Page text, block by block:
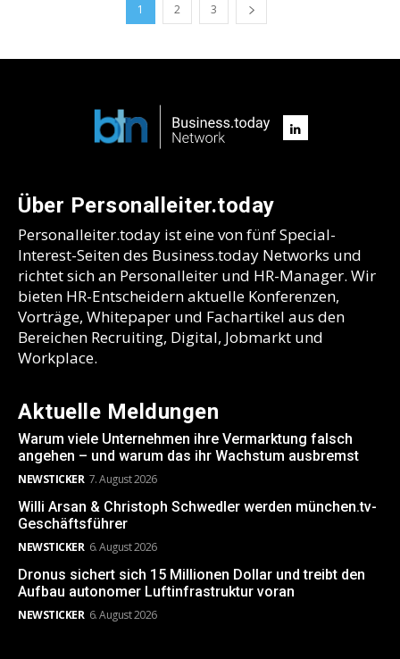
1 2 3
Über Personalleiter.today
Personalleiter.today ist eine von fünf Special-
Interest-Seiten des Business.today Networks und
richtet sich an Personalleiter und HR-Manager. Wir
bieten HR-Entscheidern aktuelle Konferenzen,
Vorträge, Whitepaper und Fachartikel aus den
Bereichen Recruiting, Digital, Jobmarkt und
Workplace.
Aktuelle Meldungen
Warum viele Unternehmen ihre Vermarktung falsch
angehen – und warum das ihr Wachstum ausbremst
NEWSTICKER 7. August 2026
Willi Arsan & Christoph Schwedler werden münchen.tv-
Geschäftsführer
NEWSTICKER 6. August 2026
Dronus sichert sich 15 Millionen Dollar und treibt den
Aufbau autonomer Luftinfrastruktur voran
NEWSTICKER 6. August 2026